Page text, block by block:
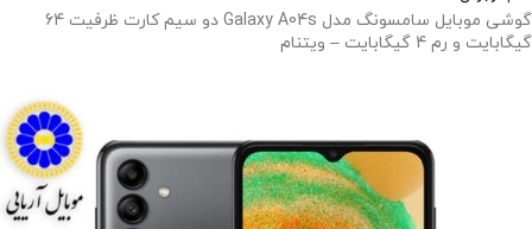
گوشی موبایل سامسونگ مدل Galaxy A04s دو سیم کارت ظرفیت 64
گیگابایت و رم 4 گیگابایت – ویتنام